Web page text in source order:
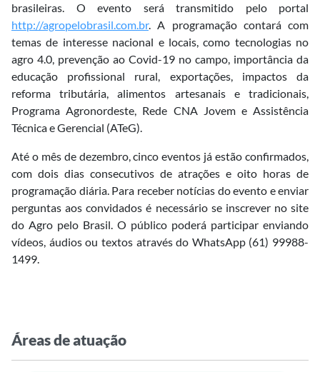
brasileiras. O evento será transmitido pelo portal
http://agropelobrasil.com.br. A programação contará com
temas de interesse nacional e locais, como tecnologias no
agro 4.0, prevenção ao Covid-19 no campo, importância da
educação profissional rural, exportações, impactos da
reforma tributária, alimentos artesanais e tradicionais,
Programa Agronordeste, Rede CNA Jovem e Assistência
Técnica e Gerencial (ATeG).
Até o mês de dezembro, cinco eventos já estão confirmados,
com dois dias consecutivos de atrações e oito horas de
programação diária. Para receber notícias do evento e enviar
perguntas aos convidados é necessário se inscrever no site
do Agro pelo Brasil. O público poderá participar enviando
vídeos, áudios ou textos através do WhatsApp (61) 99988-
1499.
Áreas de atuação